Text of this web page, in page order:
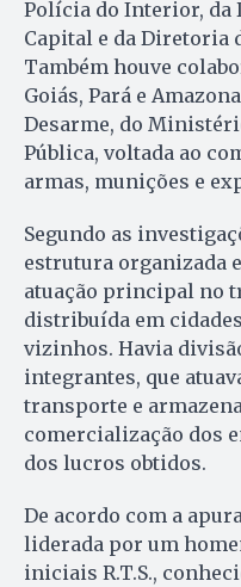
Polícia do Interior, da
Capital e da Diretoria
Também houve
Goiás, Pará e
Desarme, do
Pública, voltada ao
armas, munições e
Segundo as
estrutura organizada
atuação principal no
distribuída em
vizinhos. Havia
integrantes, que
transporte e
comercialização dos
dos lucros obtidos.
De acordo com a
liderada por um
iniciais R.T.S.,